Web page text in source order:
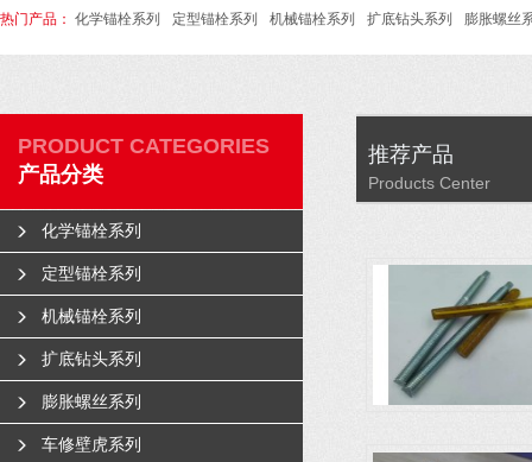
热门产品： 化学锚栓系列 定型锚栓系列 机械锚栓系列 扩底钻头系列 膨胀螺丝
PRODUCT CATEGORIES
产品分类
化学锚栓系列
定型锚栓系列
机械锚栓系列
扩底钻头系列
膨胀螺丝系列
车修壁虎系列
推荐产品
Products Center